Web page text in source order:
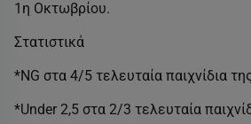
1η Οκτωβρίου.
Στατιστικά
*NG στα 4/5 τελευταία παιχνίδια
*Under 2,5 στα 2/3 τελευταία